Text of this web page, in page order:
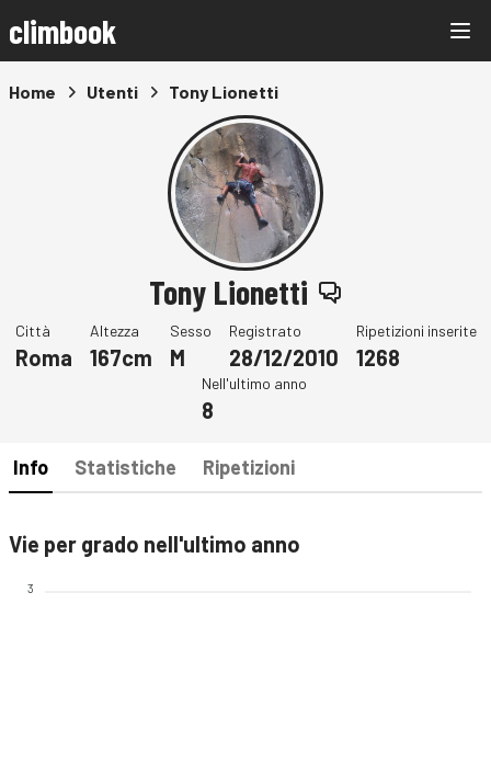
climbook
Home Utenti Tony Lionetti
Tony Lionetti
Città
Roma
Altezza
167cm
Sesso
M
Registrato
28/12/2010
Ripetizioni inserite
1268
Nell'ultimo anno
8
Info Statistiche Ripetizioni
Vie per grado nell'ultimo anno
3